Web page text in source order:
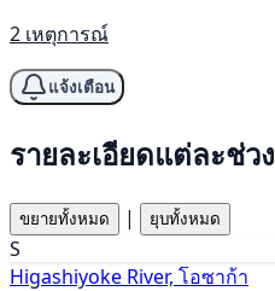
2 เหตุการณ์
แจ้งเตือน
รายละเอียดแต่ละช่วง
ขยายทั้งหมด | ยุบทั้งหมด
S
Higashiyoke River, โอซาก้า